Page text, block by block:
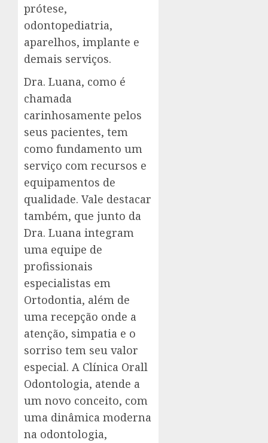
prótese,
odontopediatria,
aparelhos, implante e
demais serviços.
Dra. Luana, como é
chamada
carinhosamente pelos
seus pacientes, tem
como fundamento um
serviço com recursos e
equipamentos de
qualidade. Vale destacar
também, que junto da
Dra. Luana integram
uma equipe de
profissionais
especialistas em
Ortodontia, além de
uma recepção onde a
atenção, simpatia e o
sorriso tem seu valor
especial. A Clínica Orall
Odontologia, atende a
um novo conceito, com
uma dinâmica moderna
na odontologia,